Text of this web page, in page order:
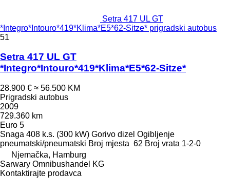
Setra 417 UL GT
*Integro*Intouro*419*Klima*E5*62-Sitze* prigradski autobus
51
Setra 417 UL GT
*Integro*Intouro*419*Klima*E5*62-Sitze*
28.900 € ≈ 56.500 KM
Prigradski autobus
2009
729.360 km
Euro 5
Snaga 408 k.s. (300 kW) Gorivo dizel Ogibljenje
pneumatski/pneumatski Broj mjesta 62 Broj vrata 1-2-0
Njemačka, Hamburg
Sarwary Omnibushandel KG
Kontaktirajte prodavca